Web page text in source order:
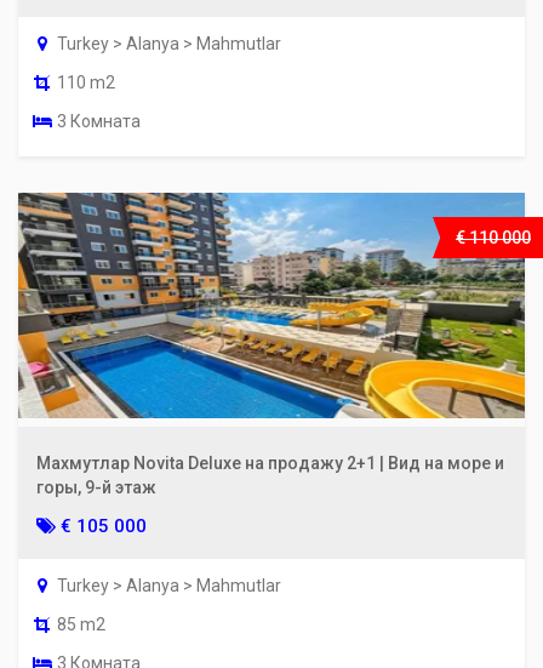
Turkey > Alanya > Mahmutlar
110 m2
3 Комната
€ 110 000
Махмутлар Novita Deluxe на продажу 2+1 | Вид на море и
горы, 9-й этаж
€ 105 000
Turkey > Alanya > Mahmutlar
85 m2
3 Комната